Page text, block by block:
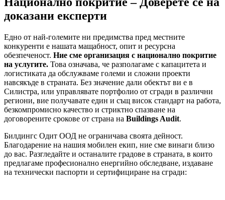
доказани експерти
Едно от най-големите ни предимства пред местните
конкуренти е нашата мащабност, опит и ресурсна
обезпеченост. Ние сме организация с национално покритие
на услугите. Това означава, че разполагаме с капацитета и
логистиката да обслужваме големи и сложни проекти
навсякъде в страната. Без значение дали обектът ви е в
Силистра, или управлявате портфолио от сгради в различни
региони, вие получавате един и същ висок стандарт на работа,
безкомпромисно качество и стриктно спазване на
договорените срокове от страна на Buildings Audit.
Билдингс Одит ООД не ограничава своята дейност.
Благодарение на нашия мобилен екип, ние сме винаги близо
до вас. Разгледайте и останалите градове в страната, в които
предлагаме професионално енергийно обследване, издаване
на технически паспорти и сертифициране на сгради: